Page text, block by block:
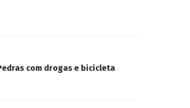
com drogas e bicicleta